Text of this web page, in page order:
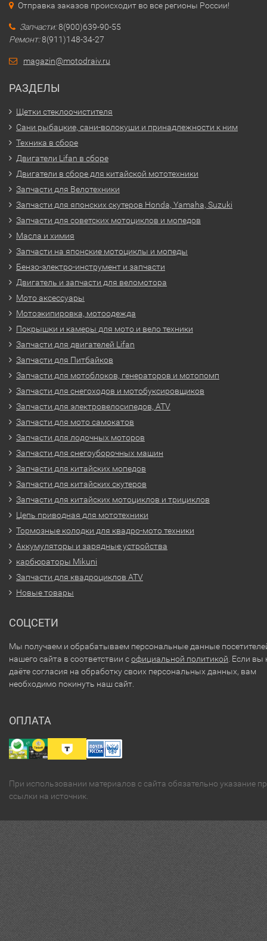
Отправка заказов происходит во все регионы России!
Запчасти:8(900)639-90-55
Ремонт:8(911)148-34-27
magazin@motodraiv.ru
РАЗДЕЛЫ
Щетки стеклоочистителя
Сани рыбацкие, сани-волокуши и принадлежности к ним
Техника в сборе
Двигатели Lifan в сборе
Двигатели в сборе для китайской мототехники
Запчасти для Велотехники
Запчасти для японских скутеров Honda, Yamaha, Suzuki
Запчасти для советских мотоциклов и мопедов
Масла и химия
Запчасти на японские мотоциклы и мопеды
Бензо-электро-инструмент и запчасти
Двигатель и запчасти для веломотора
Мото аксессуары
Мотоэкипировка, мотоодежда
Покрышки и камеры для мото и вело техники
Запчасти для двигателей Lifan
Запчасти для Питбайков
Запчасти для мотоблоков, генераторов и мотопомп
Запчасти для снегоходов и мотобуксировщиков
Запчасти для электровелосипедов, ATV
Запчасти для мото самокатов
Запчасти для лодочных моторов
Запчасти для снегоуборочных машин
Запчасти для китайских мопедов
Запчасти для китайских скутеров
Запчасти для китайских мотоциклов и трициклов
Цепь приводная для мототехники
Тормозные колодки для квадро-мото техники
Аккумуляторы и зарядные устройства
карбюраторы Mikuni
Запчасти для квадроциклов ATV
Новые товары
СОЦСЕТИ
Мы получаем и обрабатываем персональные данные
нашего сайта в соответствии софициальной политикой . Если вы
даёте согласия на обработку своих персональных данных, вам
необходимо покинуть наш сайт.
ОПЛАТА
При использовании материалов с сайта обязательно указание
ссылки на источник.